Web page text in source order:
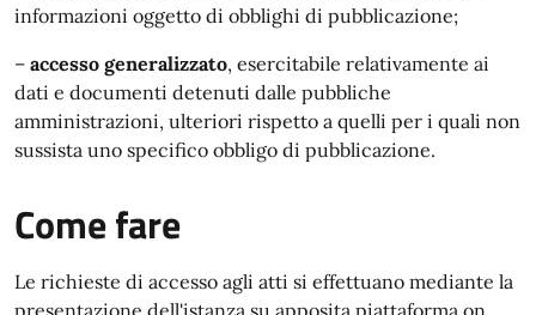
informazioni oggetto di obblighi di pubblicazione;
– accesso generalizzato, esercitabile relativamente ai
dati e documenti detenuti dalle pubbliche
amministrazioni, ulteriori rispetto a quelli per i quali non
sussista uno specifico obbligo di pubblicazione.
Come fare
Le richieste di accesso agli atti si effettuano mediante la
presentazione dell'istanza su apposita piattaforma on